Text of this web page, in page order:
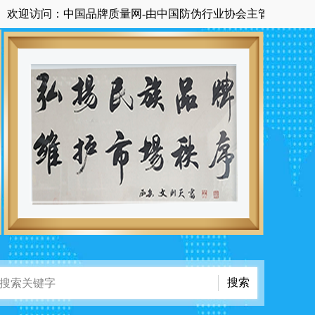
：中国品牌质量网-由中国防伪行业协会主管主办国家级中